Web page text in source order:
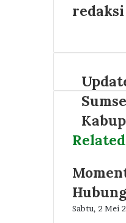
redaksi
Sabtu, 2 Mei